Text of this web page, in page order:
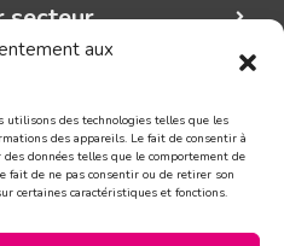
aux
utilisons des technologies telles que les
des appareils. Le fait de consentir à
données telles que le comportement de
fait de ne pas consentir ou de retirer son
certaines caractéristiques et fonctions.
secteur
nous!